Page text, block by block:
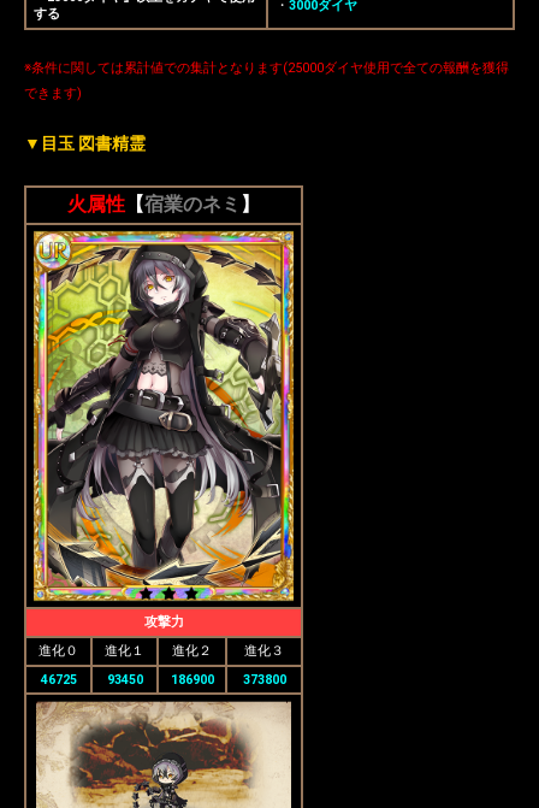
する
・ 3000ダイヤ
※条件に関しては累計値での集計となります(25000ダイヤ使用で全ての報酬を獲得
できます)
▼目玉 図書精霊
火属性 【宿業のネミ 】
攻撃力
進化０
進化１ 進化２
進化３
46725
93450 186900 373800